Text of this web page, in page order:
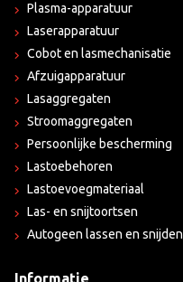
Plasma-apparatuur
Laserapparatuur
Cobot en lasmechanisatie
Afzuigapparatuur
Lasaggregaten
Stroomaggregaten
Persoonlijke bescherming
Lastoebehoren
Lastoevoegmateriaal
Las- en snijtoortsen
Autogeen lassen en snijden
Informatie